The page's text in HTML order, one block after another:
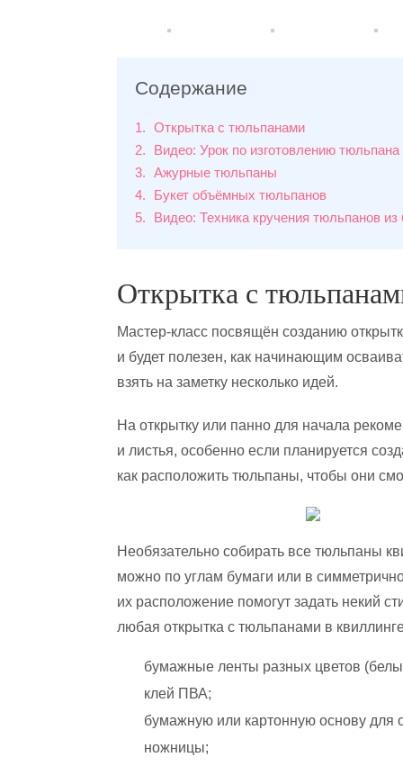
Содержание
1
Открытка с тюльпанами
2
Видео: Урок по изготовлению тюльпана
3
Ажурные тюльпаны
4
Букет объёмных тюльпанов
5
Видео: Техника кручения тюльпанов из
Открытка с
Мастер-класс посвящён созданию
и будет полезен, как начинающим
взять на заметку несколько идей.
На открытку или панно для начала
и листья, особенно если планируется
как расположить тюльпаны, чтобы они
Необязательно собирать все тюльпаны
можно по углам бумаги или в
их расположение помогут задать некий
любая открытка с тюльпанами в
бумажные ленты разных цветов
клей ПВА;
бумажную или картонную основу для
ножницы;